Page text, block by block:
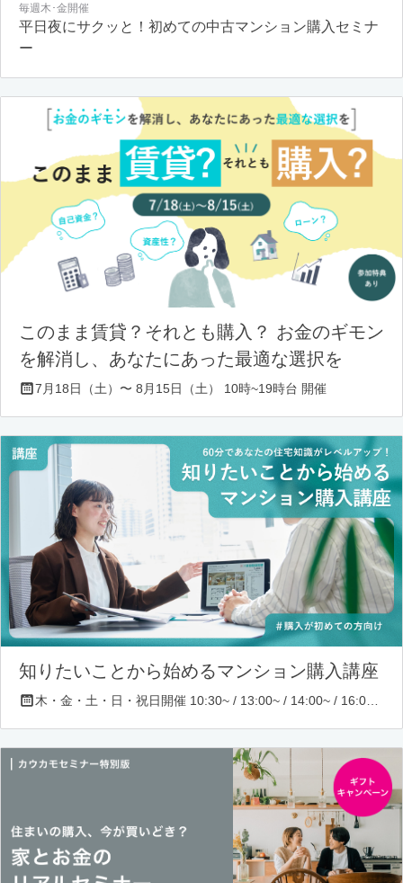
毎週木･金開催
平日夜にサクッと！初めての中古マンション購入セミナ
ー
このまま賃貸？それとも購入？ お金のギモン
を解消し、あなたにあった最適な選択を
7月18日（土）〜 8月15日（土） 10時~19時台 開催
知りたいことから始めるマンション購入講座